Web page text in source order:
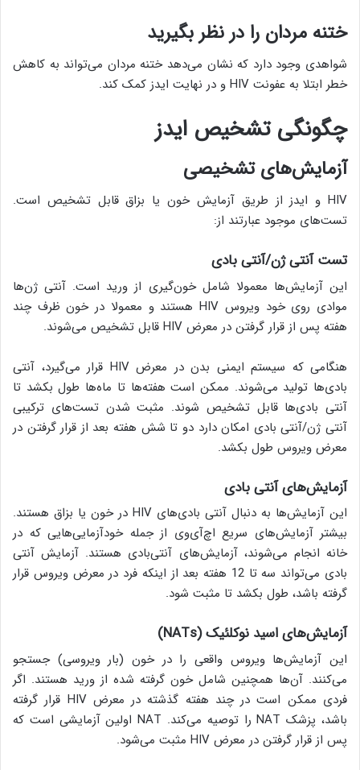
ختنه مردان را در نظر بگیرید
شواهدی وجود دارد که نشان می‌دهد ختنه مردان می‌تواند به کاهش
خطر ابتلا به عفونت HIV و در نهایت ایدز کمک کند.
چگونگی تشخیص ایدز
آزمایش‌های تشخیصی
HIV و ایدز از طریق آزمایش خون یا بزاق قابل تشخیص است.
تست‌های موجود عبارتند از:
تست آنتی ژن/آنتی بادی
این آزمایش‌ها معمولا شامل خون‌گیری از ورید است. آنتی ژن‌ها
موادی روی خود ویروس HIV هستند و معمولا در خون ظرف چند
هفته پس از قرار گرفتن در معرض HIV قابل تشخیص می‌شوند.
هنگامی که سیستم ایمنی بدن در معرض HIV قرار می‌گیرد، آنتی
بادی‌ها تولید می‌شوند. ممکن است هفته‌ها تا ماه‌ها طول بکشد تا
آنتی بادی‌ها قابل تشخیص شوند. مثبت شدن تست‌های ترکیبی
آنتی ژن/آنتی بادی امکان دارد دو تا شش هفته بعد از قرار گرفتن در
معرض ویروس طول بکشد.
آزمایش‌های آنتی بادی
این آزمایش‌ها به دنبال آنتی بادی‌های HIV در خون یا بزاق هستند.
بیشتر آزمایش‌های سریع اچ‌آی‌وی از جمله خودآزمایی‌هایی که در
خانه انجام می‌شوند، آزمایش‌های آنتی‌بادی هستند. آزمایش آنتی
بادی می‌تواند سه تا 12 هفته بعد از اینکه فرد در معرض ویروس قرار
گرفته باشد، طول بکشد تا مثبت شود.
آزمایش‌های اسید نوکلئیک (NATs
)
این آزمایش‌ها ویروس واقعی را در خون (بار ویروسی) جستجو
می‌کنند. آن‌ها همچنین شامل خون گرفته شده از ورید هستند. اگر
فردی ممکن است در چند هفته گذشته در معرض HIV قرار گرفته
باشد، پزشک NAT را توصیه می‌کند. NAT اولین آزمایشی است که
پس از قرار گرفتن در معرض HIV مثبت می‌شود.